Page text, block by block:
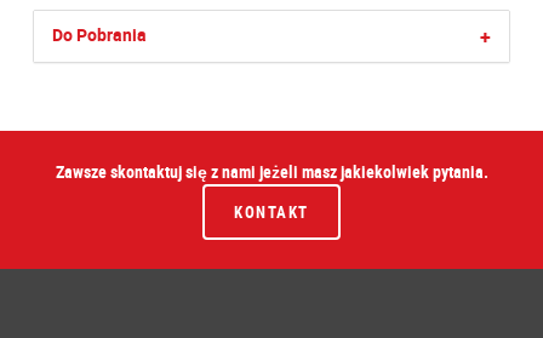
Do Pobrania +
Zawsze skontaktuj się z nami jeżeli masz jakiekolwiek pytania.
KONTAKT